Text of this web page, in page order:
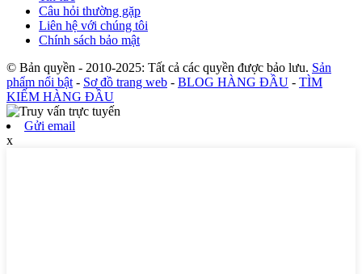
Câu hỏi thường gặp
Liên hệ với chúng tôi
Chính sách bảo mật
© Bản quyền - 2010-2025: Tất cả các quyền được bảo lưu. Sản
phẩm nổi bật- Sơ đồ trang web - BLOG HÀNG ĐẦU - TÌM
KIẾM HÀNG ĐẦU
Gửi email
x